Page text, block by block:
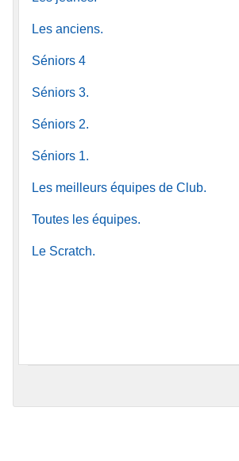
Les anciens.
Séniors 4
Séniors 3.
Séniors 2.
Séniors 1.
Les meilleurs équipes de Club.
Toutes les équipes.
Le Scratch.